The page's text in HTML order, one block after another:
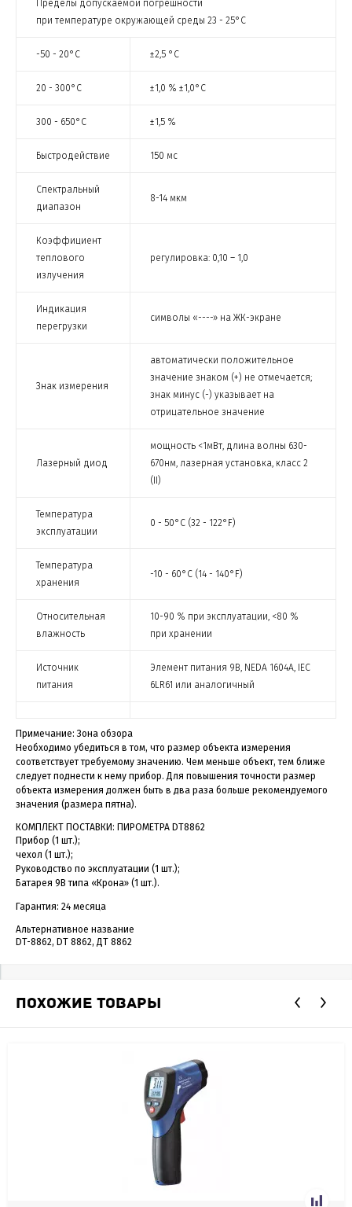
Пределы допускаемой погрешности
при температуре окружающей среды 23 - 25°C
-50 - 20°C ±2,5 °C
20 - 300°C ±1,0 % ±1,0°C
300 - 650°C ±1,5 %
Быстродействие 150 мс
Спектральный
диапазон
8-14 мкм
Коэффициент
теплового
излучения
регулировка: 0,10 – 1,0
Индикация
перегрузки
символы «----» на ЖК-экране
Знак измерения
автоматически положительное
значение знаком (+) не отмечается;
знак минус (-) указывает на
отрицательное значение
Лазерный диод
мощность <1мВт, длина волны 630-
670нм, лазерная установка, класс 2
(II)
Температура
эксплуатации
0 - 50°C (32 - 122°F)
Температура
хранения
-10 - 60°C (14 - 140°F)
Относительная
влажность
10-90 % при эксплуатации, <80 %
при хранении
Источник
питания
Элемент питания 9В, NEDA 1604A, IEC
6LR61 или аналогичный
Примечание: Зона обзора
Необходимо убедиться в том, что размер объекта измерения
соответствует требуемому значению. Чем меньше объект, тем ближе
следует поднести к нему прибор. Для повышения точности размер
объекта измерения должен быть в два раза больше рекомендуемого
значения (размера пятна).
КОМПЛЕКТ ПОСТАВКИ: ПИРОМЕТРА DT8862
Прибор (1 шт.);
чехол (1 шт.);
Руководство по эксплуатации (1 шт.);
Батарея 9В типа «Крона» (1 шт.).
Гарантия: 24 месяца
Альтернативное название
DT-8862, DT 8862, ДТ 8862
ПОХОЖИЕ ТОВАРЫ